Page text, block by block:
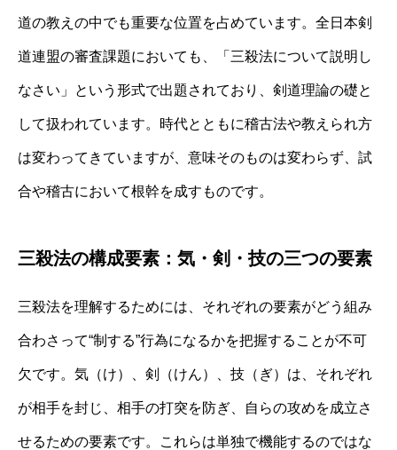
道の教えの中でも重要な位置を占めています。全日本剣
道連盟の審査課題においても、「三殺法について説明し
なさい」という形式で出題されており、剣道理論の礎と
して扱われています。時代とともに稽古法や教えられ方
は変わってきていますが、意味そのものは変わらず、試
合や稽古において根幹を成すものです。
三殺法の構成要素：気・剣・技の三つの要素
三殺法を理解するためには、それぞれの要素がどう組み
合わさって“制する”行為になるかを把握することが不可
欠です。気（け）、剣（けん）、技（ぎ）は、それぞれ
が相手を封じ、相手の打突を防ぎ、自らの攻めを成立さ
せるための要素です。これらは単独で機能するのではな